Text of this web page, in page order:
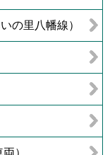
の里八幡線）
）